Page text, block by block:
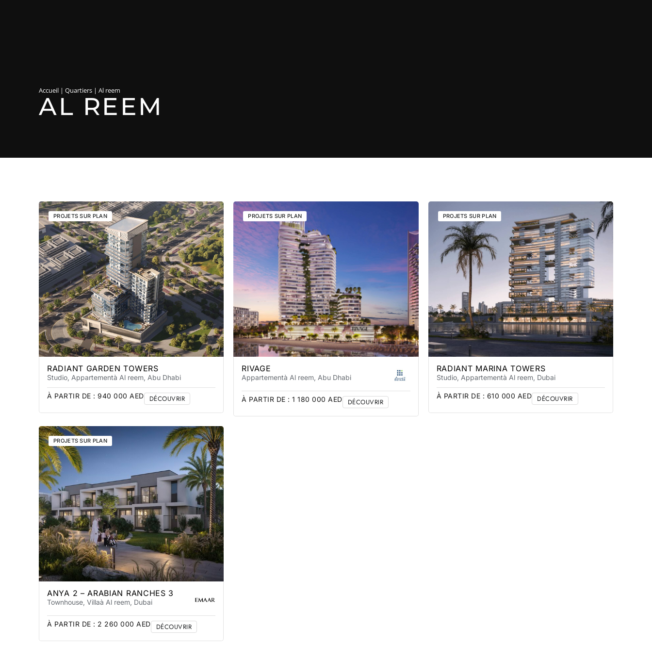
Accueil | Quartiers | Al reem
AL REEM
PROJETS SUR PLAN
RADIANT GARDEN TOWERS
Studio, Appartementà Al reem, Abu Dhabi
À PARTIR DE : 940 000 AED DÉCOUVRIR
PROJETS SUR PLAN
RIVAGE
Appartementà Al reem, Abu Dhabi
À PARTIR DE :1 180 000 AED DÉCOUVRIR
PROJETS SUR PLAN
RADIANT MARINA TOWERS
Studio, Appartementà Al reem, Dubai
À PARTIR DE : 610 000 AED DÉCOUVRIR
PROJETS SUR PLAN
ANYA 2 – ARABIAN RANCHES 3
Townhouse, Villaà Al reem, Dubai
À PARTIR DE : 2 260 000 AED DÉCOUVRIR